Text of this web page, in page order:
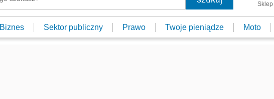
Sklep
Biznes Sektor publiczny Prawo Twoje pieniądze Moto